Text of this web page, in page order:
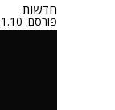
חדשות
פורסם: 18:16